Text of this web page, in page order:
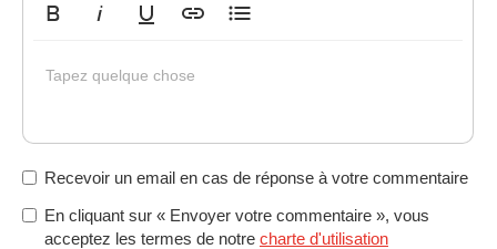
Tapez quelque chose
Recevoir un email en cas de réponse à votre commentaire
En cliquant sur « Envoyer votre commentaire », vous
acceptez les termes de notre charte d'utilisation